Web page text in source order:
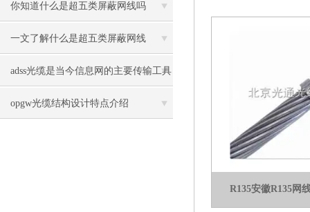
你知道什么是超五类屏蔽网线吗
一文了解什么是超五类屏蔽网线
adss光缆是当今信息网的主要传输工具
opgw光缆结构设计特点介绍
R135安徽R135网